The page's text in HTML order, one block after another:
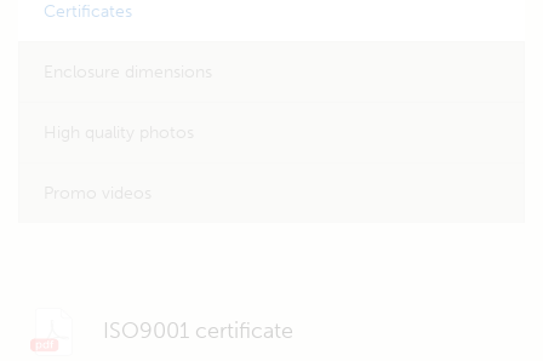
Certificates
ISO9001 certificate